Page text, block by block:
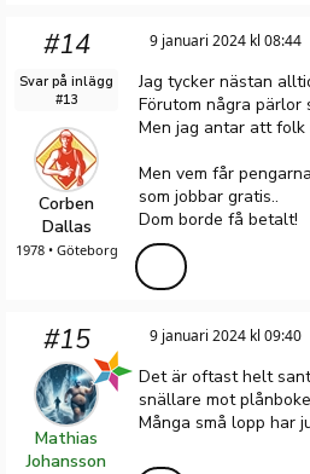
#14
Svar på inlägg
#13
Corben
Dallas
1978 • Göteborg
9 januari 2024 kl 08:44
Jag tycker nästan
Förutom några pärlor
Men jag antar att
Men vem får
som jobbar gratis..
Dom borde få betalt!
#15
Mathias
Johansson
9 januari 2024 kl 09:40
Det är oftast helt
snällare mot
Många små lopp har